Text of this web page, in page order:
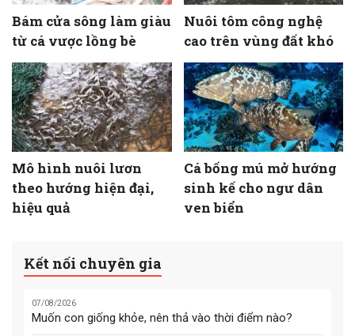
Bám cửa sông làm giàu
từ cá vược lồng bè
Nuôi tôm công nghệ
cao trên vùng đất khó
Mô hình nuôi lươn
theo hướng hiện đại,
hiệu quả
Cá bống mú mở hướng
sinh kế cho ngư dân
ven biển
Kết nối chuyên gia
07/08/2026
Muốn con giống khỏe, nên thả vào thời điểm nào?